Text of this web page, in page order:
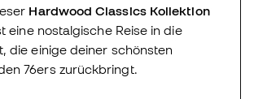
Hardwood Classics Kollektion
eine nostalgische Reise in die
die einige deiner schönsten
76ers zurückbringt.